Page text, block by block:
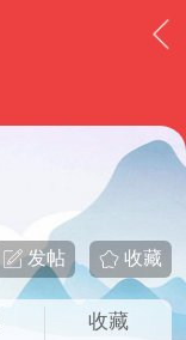
收藏
发帖
收藏